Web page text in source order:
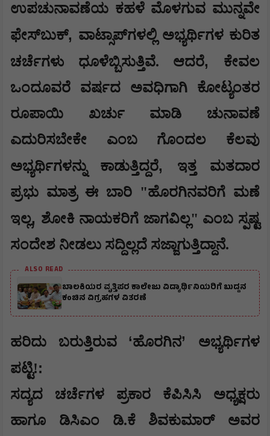
ಉಪಚುನಾವಣೆಯ ಕಹಳೆ ಮೊಳಗುವ ಮುನ್ನವೇ
ಫೇಸ್‌ಬುಕ್, ವಾಟ್ಸಾಪ್‌ಗಳಲ್ಲಿ ಅಭ್ಯರ್ಥಿಗಳ ಕುರಿತ
ಚರ್ಚೆಗಳು ಧೂಳೆಬ್ಬಿಸುತ್ತಿವೆ. ಆದರೆ, ಕೇವಲ
ಒಂದೂವರೆ ವರ್ಷದ ಅವಧಿಗಾಗಿ ಕೋಟ್ಯಂತರ
ರೂಪಾಯಿ ಖರ್ಚು ಮಾಡಿ ಚುನಾವಣೆ
ಎದುರಿಸಬೇಕೇ ಎಂಬ ಗೊಂದಲ ಕೆಲವು
ಅಭ್ಯರ್ಥಿಗಳನ್ನು ಕಾಡುತ್ತಿದ್ದರೆ, ಇತ್ತ ಮತದಾರ
ಪ್ರಭು ಮಾತ್ರ ಈ ಬಾರಿ "ಹೊರಗಿನವರಿಗೆ ಮಣೆ
ಇಲ್ಲ, ಶೋಕಿ ನಾಯಕರಿಗೆ ಜಾಗವಿಲ್ಲ" ಎಂಬ ಸ್ಪಷ್ಟ
ಸಂದೇಶ ನೀಡಲು ಸದ್ದಿಲ್ಲದೆ ಸಜ್ಜಾಗುತ್ತಿದ್ದಾನೆ.
ALSO READ
ಬಾಲಕಿಯರ ವೃತ್ತಿಪರ ಕಾಲೇಜು ವಿದ್ಯಾರ್ಥಿನಿಯರಿಗೆ ಬುದ್ದನ
ಕಂಚಿನ ವಿಗ್ರಹಗಳ ವಿತರಣೆ
​ಹರಿದು ಬರುತ್ತಿರುವ ‘ಹೊರಗಿನ’ ಅಭ್ಯರ್ಥಿಗಳ
ಪಟ್ಟಿ!:
​ಸದ್ಯದ ಚರ್ಚೆಗಳ ಪ್ರಕಾರ ಕೆಪಿಸಿಸಿ ಅಧ್ಯಕ್ಷರು
ಹಾಗೂ ಡಿಸಿಎಂ ಡಿ.ಕೆ ಶಿವಕುಮಾರ್ ಅವರ